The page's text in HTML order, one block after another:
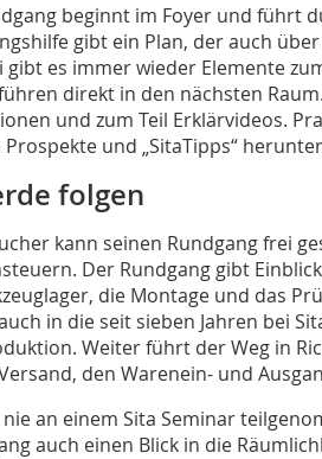
beginnt im Foyer und führt
gibt ein Plan, der auch
es immer wieder Elemente
direkt in den nächsten
und zum Teil Erklärvideos.
und „SitaTipps“
folgen
kann seinen Rundgang frei
Der Rundgang gibt
die Montage und das
in die seit sieben Jahren bei
Weiter führt der Weg in
den Warenein- und
an einem Sita Seminar
auch einen Blick in die